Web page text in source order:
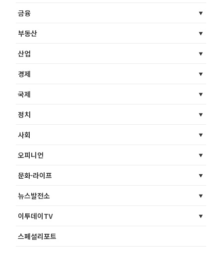
금융
부동산
산업
경제
국제
정치
사회
오피니언
문화·라이프
뉴스발전소
이투데이TV
스페셜리포트